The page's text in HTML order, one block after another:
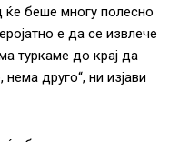
беше многу полесно
е да се извлече
туркаме до крај да
друго“, ни изјави